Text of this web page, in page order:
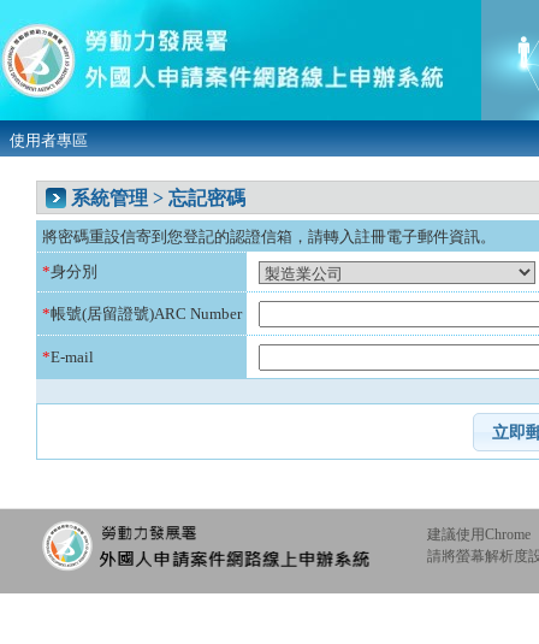
使用者專區
系統管理 > 忘記密碼
將密碼重設信寄到您登記的認證信箱，請轉入註冊電子郵件資訊。
*身分別
*帳號(居留證號)ARC Number
*E-mail
建議使用Chrome
請將螢幕解析度